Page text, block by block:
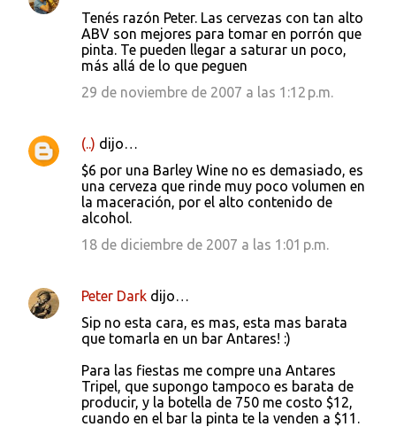
o
Tenés razón Peter. Las cervezas con tan alto
ABV son mejores para tomar en porrón que
pinta. Te pueden llegar a saturar un poco,
más allá de lo que peguen
29 de noviembre de 2007 a las 1:12 p.m.
(..) dijo…
$6 por una Barley Wine no es demasiado, es
una cerveza que rinde muy poco volumen en
la maceración, por el alto contenido de
alcohol.
18 de diciembre de 2007 a las 1:01 p.m.
Peter Dark dijo…
Sip no esta cara, es mas, esta mas barata
que tomarla en un bar Antares! :)
Para las fiestas me compre una Antares
Tripel, que supongo tampoco es barata de
producir, y la botella de 750 me costo $12,
cuando en el bar la pinta te la venden a $11.